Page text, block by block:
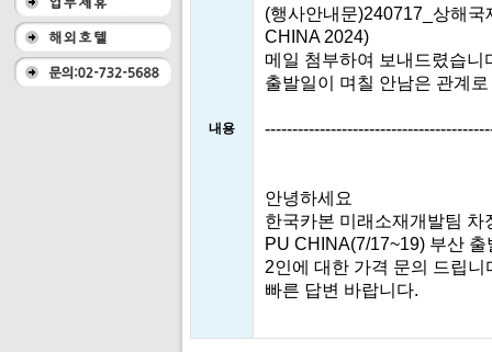
내용
(행사안내문)240717_상해
CHINA 2024)
메일 첨부하여 보내드렸습니
출발일이 며칠 안남은 관계
안녕하세요
한국카본 미래소재개발팀 차
PU CHINA(7/17~19) 부산 출
2인에 대한 가격 문의 드립니
빠른 답변 바랍니다.